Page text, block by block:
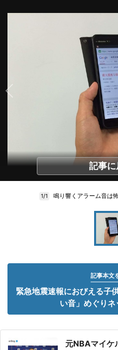
記事
1/1 鳴り響くアラーム音は
記事本文
緊急地震速報におびえる
い音」めぐり
元NBAマイケ